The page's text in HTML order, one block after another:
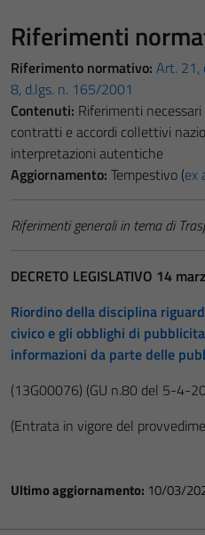
Riferimenti
Riferimento normativo: Art. 21,
8, d.lgs. n. 165/2001
Contenuti: Riferimenti
contratti e accordi collettivi
interpretazioni autentiche
Aggiornamento: Tempestivo (ex
Riferimenti generali in tema di
DECRETO LEGISLATIVO 14
Riordino della disciplina
civico e gli obblighi di
informazioni da parte delle
(13G00076) (GU n.80 del 5-4-
(Entrata in vigore del
Ultimo aggiornamento: 10/03/